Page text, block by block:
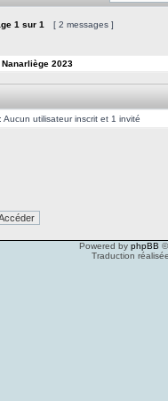
1 sur 1 [ 2 messages ]
Nanarliège 2023
utilisateur inscrit et 1 invité
Powered by phpBB
Traduction